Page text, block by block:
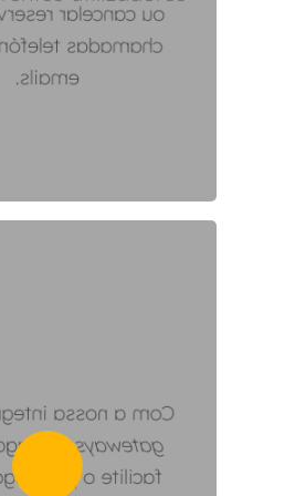
reservas sem
telefónicas ou
emails.
integração de
gateways
pré-pagamento